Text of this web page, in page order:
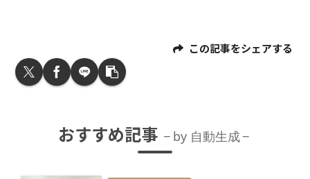
この記事をシェアする
おすすめ記事 by 自動生成